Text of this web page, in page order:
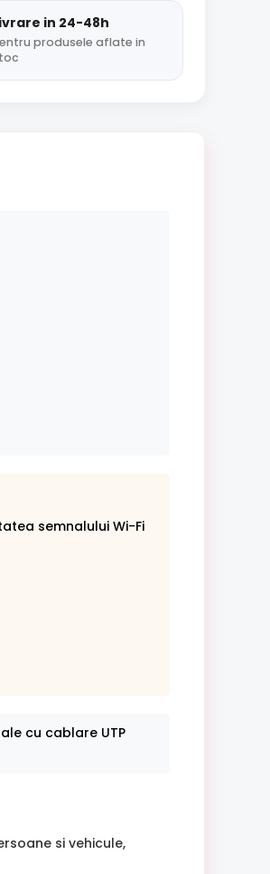
in 24-48h
produsele aflate in
semnalului Wi-Fi
cu cablare UTP
si vehicule,